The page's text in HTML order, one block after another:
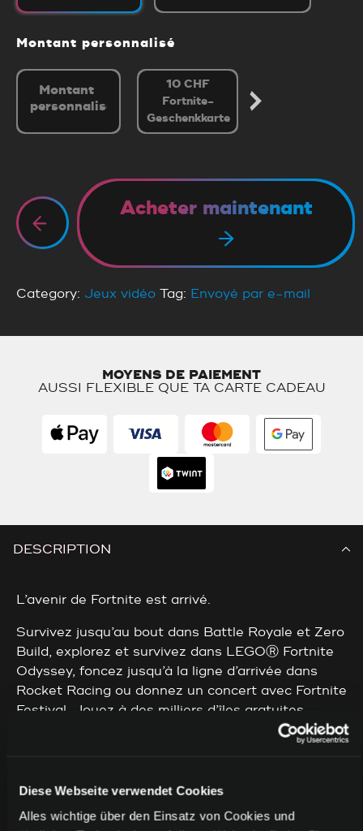
Diese Webseite verwendet Cookies
Alles wichtige über den Einsatz von Cookies und
Montant personnalisé
10 CHF
Fortnite-
Geschenkkarte
Acheter maintenant
Category: Jeux vidéo Tag: Envoyé par e-mail
MOYENS DE PAIEMENT
AUSSI FLEXIBLE QUE TA CARTE CADEAU
DESCRIPTION
L’avenir de Fortnite est arrivé.
Survivez jusqu’au bout dans Battle Royale et Zero
Build, explorez et survivez dans LEGOⓇ Fortnite
Odyssey, foncez jusqu’à la ligne d’arrivée dans
Rocket Racing ou donnez un concert avec Fortnite
Festival. Jouez à des milliers d’îles gratuites
créées par des créateurs avec des amis, y compris
des deathruns, des jeux de magnats, des jeux de
Rejoignez la communauté des créateurs et créez
votre propre île avec Unreal Editor pour Fortnite
(UEFN) ou les outils du mode créatif Fortnite.